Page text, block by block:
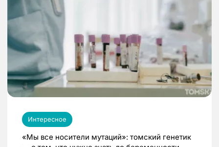
Интересное
«Мы все носители мутаций»: томский генетик